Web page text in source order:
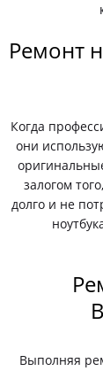
Ремонт
Когда
они
залогом
долго и не
Выполняя